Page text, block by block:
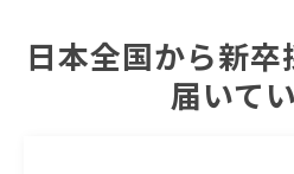
日本全国から新
届いて